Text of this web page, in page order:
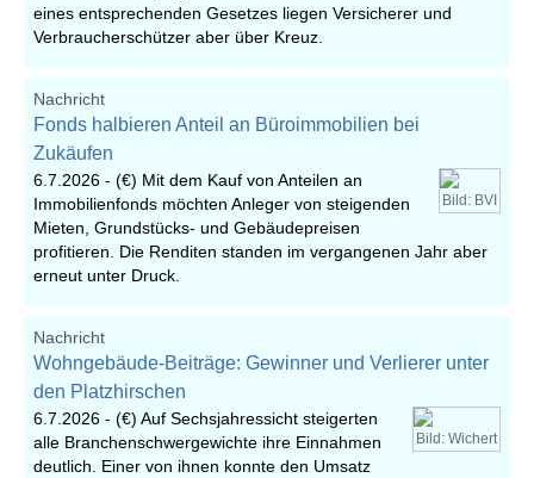
eines entsprechenden Gesetzes liegen Versicherer und
Verbraucherschützer aber über Kreuz.
Nachricht
Fonds halbieren Anteil an Büroimmobilien bei
Zukäufen
Bild: BVI
6.7.2026 - (€) Mit dem Kauf von Anteilen an
Immobilienfonds möchten Anleger von steigenden
Mieten, Grundstücks- und Gebäudepreisen
profitieren. Die Renditen standen im vergangenen Jahr aber
erneut unter Druck.
Nachricht
Wohngebäude-Beiträge: Gewinner und Verlierer unter
den Platzhirschen
Bild: Wichert
6.7.2026 - (€) Auf Sechsjahressicht steigerten
alle Branchenschwergewichte ihre Einnahmen
deutlich. Einer von ihnen konnte den Umsatz